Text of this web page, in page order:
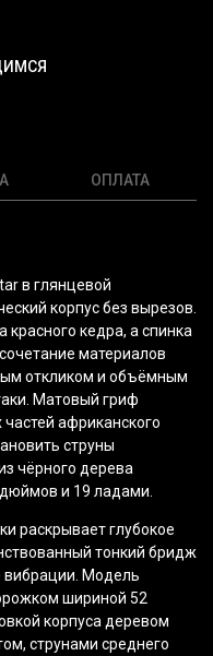
ОПЛАТА
в глянцевой
корпус без вырезов.
кедра, а спинка
материалов
откликом и объёмным
Матовый гриф
африканского
струны
чёрного дерева
и 19 ладами.
раскрывает глубокое
тонкий бридж
Модель
шириной 52
корпуса деревом
струнами среднего